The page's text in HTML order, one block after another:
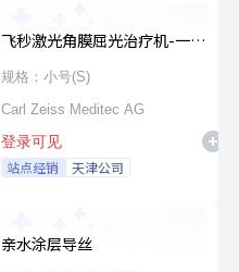
飞秒激光角膜屈光治疗机-一次
性使用无菌治疗包
规格：小号(S)
Carl Zeiss Meditec AG
登录可见
站点经销 天津公司
亲水涂层导丝